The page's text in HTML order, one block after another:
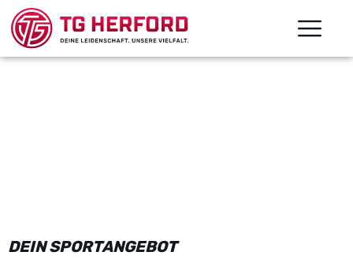
DEIN SPORTANGEBOT